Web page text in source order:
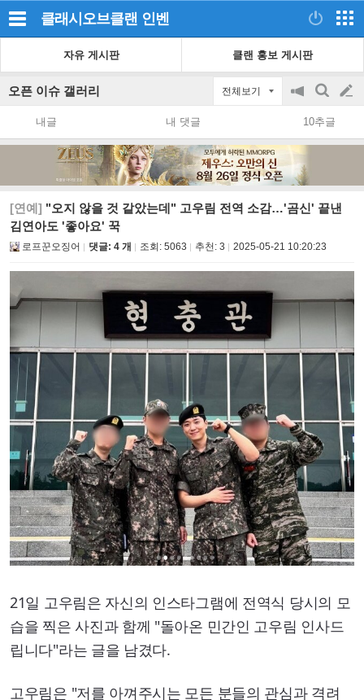
클래시오브클랜 인벤
자유 게시판 클랜 홍보 게시판
오픈 이슈 갤러리 전체보기
공
지
on/off
검
색
글
쓰
내글 내 댓글 10추글
[연예] "오지 않을 것 같았는데" 고우림 전역 소감…'곰신' 끝낸
김연아도 '좋아요' 꾹
로프꾼오징어 댓글: 4 개 조회: 5063 추천: 3 2025-05-21 10:20:23
21일 고우림은 자신의 인스타그램에 전역식 당시의 모
습을 찍은 사진과 함께 "돌아온 민간인 고우림 인사드
립니다"라는 글을 남겼다.
고우림은 "저를 아껴주시는 모든 분들의 관심과 격려